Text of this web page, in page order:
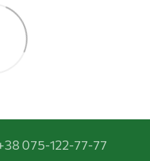
075-122-77-77